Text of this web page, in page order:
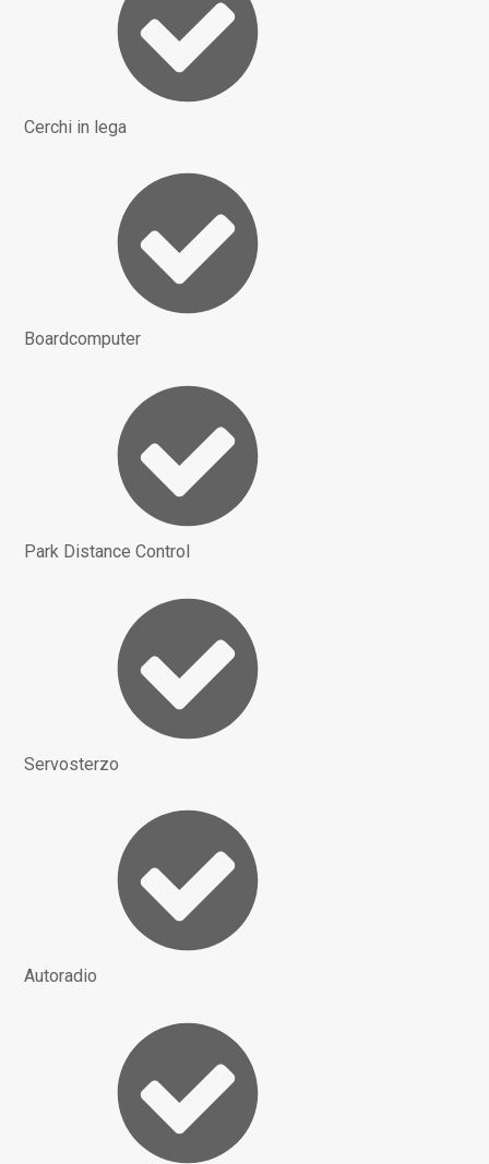
Cerchi in lega
Boardcomputer
Park Distance Control
Servosterzo
Autoradio